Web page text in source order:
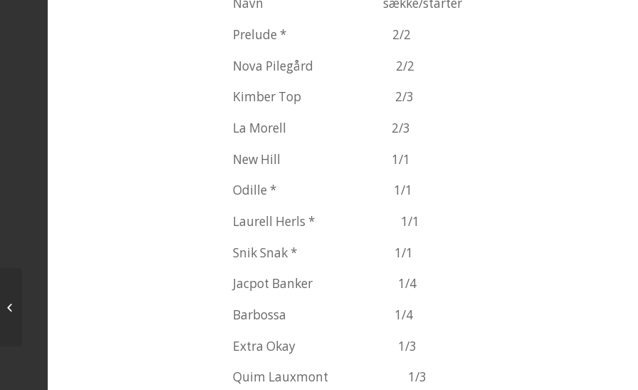
Navn sække/starter
Prelude * 2/2
Nova Pilegård 2/2
Kimber Top 2/3
La Morell 2/3
New Hill 1/1
Odille * 1/1
Laurell Herls * 1/1
Snik Snak * 1/1
Jacpot Banker 1/4
Barbossa 1/4
Extra Okay 1/3
Quim Lauxmont 1/3